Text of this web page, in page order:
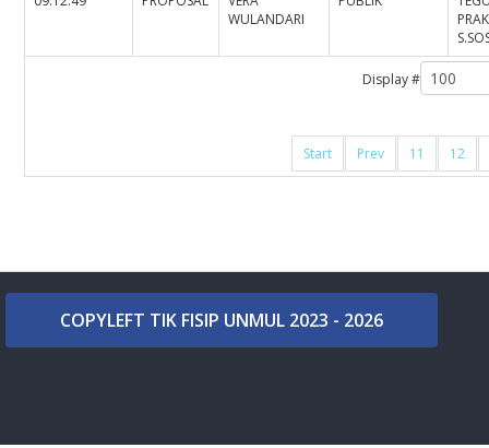
Display #
Start Prev 11 12
WULANDARI
COPYLEFT TIK FISIP UNMUL 2023 - 2026